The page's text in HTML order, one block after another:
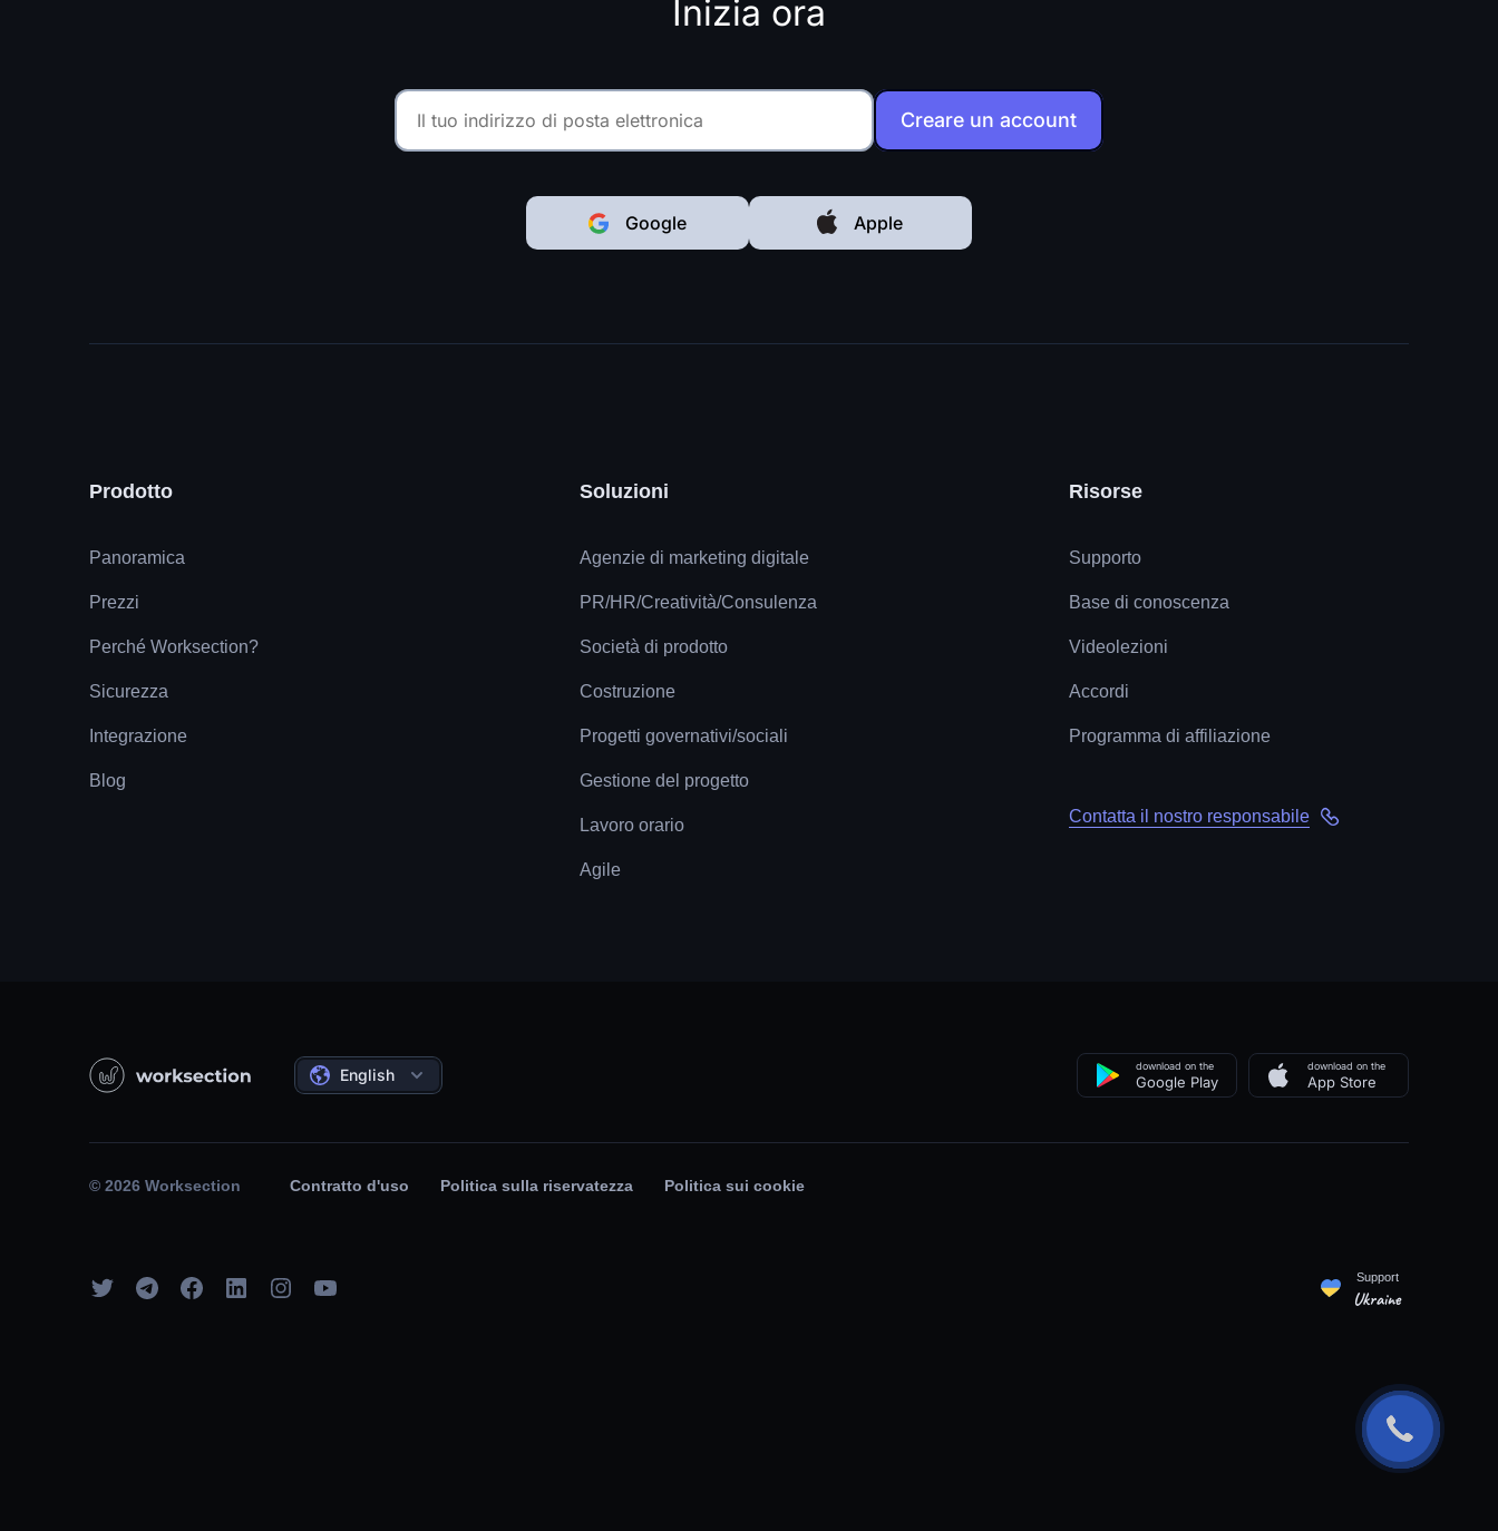
Inizia ora
Creare un account
Google Apple
Prodotto
Panoramica
Prezzi
Perché Worksection?
Sicurezza
Integrazione
Blog
Soluzioni
Agenzie di marketing digitale
PR/HR/Creatività/Consulenza
Società di prodotto
Costruzione
Progetti governativi/sociali
Gestione del progetto
Lavoro orario
Agile
Risorse
Supporto
Base di conoscenza
Videolezioni
Accordi
Programma di affiliazione
Contatta il nostro responsabile
English download on the
Google Play
download on the
App Store
© 2026 Worksection Contratto d'uso Politica sulla riservatezza Politica sui cookie
Support
Ukraine